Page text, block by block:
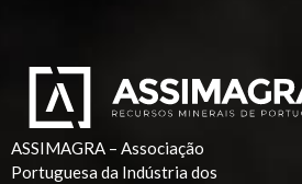
ASSIMAGRA – Associação
Portuguesa da Indústria dos